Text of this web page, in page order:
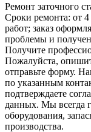
Ремонт заточного
Сроки ремонта: от 4
работ; заказ
проблемы и
Получите
Пожалуйста,
отправьте форму.
по указанным
подтверждаете
данных. Мы всегда
оборудования,
производства.